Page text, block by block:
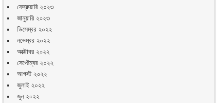
ফেব্রুয়ারি ২০২৩
জানুয়ারি ২০২৩
ডিসেম্বর ২০২২
নভেম্বর ২০২২
অক্টোবর ২০২২
সেপ্টেম্বর ২০২২
আগস্ট ২০২২
জুলাই ২০২২
জুন ২০২২